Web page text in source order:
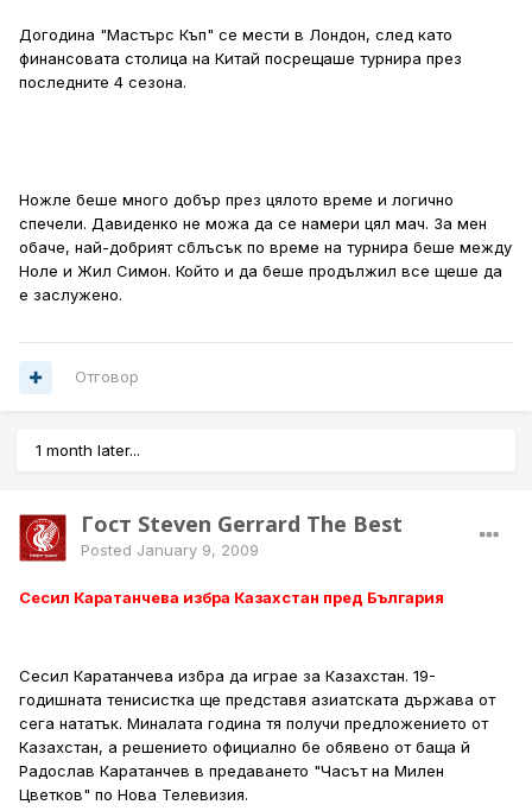
Догодина "Мастърс Къп" се мести в Лондон, след като
финансовата столица на Китай посрещаше турнира през
последните 4 сезона.
Ножле беше много добър през цялото време и логично
спечели. Давиденко не можа да се намери цял мач. За мен
обаче, най-добрият сблъсък по време на турнира беше между
Ноле и Жил Симон. Който и да беше продължил все щеше да
е заслужено.
Отговор
1 month later...
Гост Steven Gerrard The Best
Posted January 9, 2009
Сесил Каратанчева избра Казахстан пред България
Сесил Каратанчева избра да играе за Казахстан. 19-
годишната тенисистка ще представя азиатската държава от
сега нататък. Миналата година тя получи предложението от
Казахстан, а решението официално бе обявено от баща й
Радослав Каратанчев в предаването "Часът на Милен
Цветков" по Нова Телевизия.